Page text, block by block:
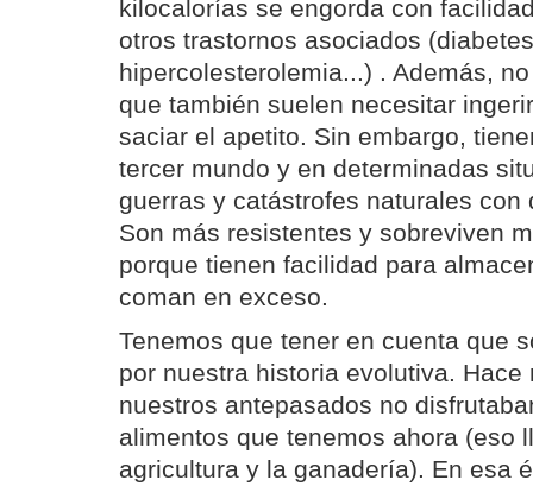
kilocalorías se engorda con
otros trastornos asociados
hipercolesterolemia...) . Además,
que también suelen necesitar
saciar el apetito. Sin embargo,
tercer mundo y en determinadas
guerras y catástrofes naturales con
Son más resistentes y sobreviven
porque tienen facilidad para
coman en exceso.
Tenemos que tener en cuenta que
por nuestra historia evolutiva. Hace
nuestros antepasados no
alimentos que tenemos ahora (eso
agricultura y la ganadería). En esa